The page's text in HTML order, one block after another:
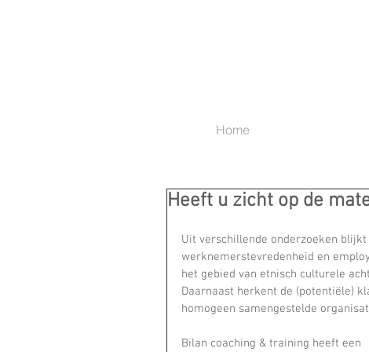
Home
Heeft u zicht op de
Uit verschillende onderzoeken
werknemerstevredenheid en
het gebied van etnisch culturele
Daarnaast herkent de (potentiële)
homogeen samengestelde
Bilan coaching & training heeft een